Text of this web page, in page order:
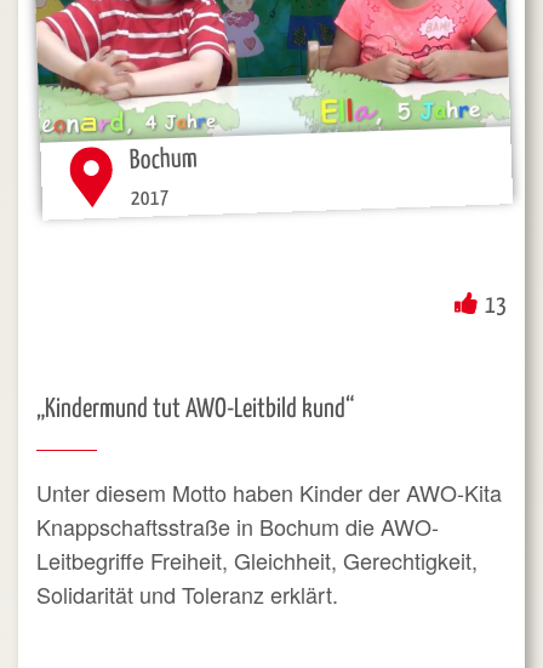
Bochum
2017
13
„Kindermund tut AWO-Leitbild kund“
Unter diesem Motto haben Kinder der AWO-Kita
Knappschaftsstraße in Bochum die AWO-
Leitbegriffe Freiheit, Gleichheit, Gerechtigkeit,
Solidarität und Toleranz erklärt.